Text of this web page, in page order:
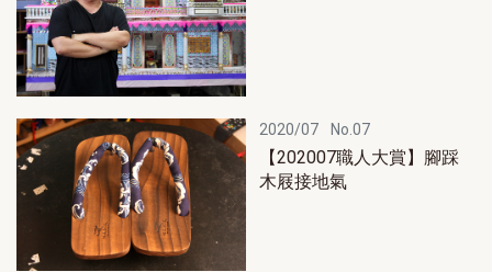
2020/07 No.07
【202007職人大賞】腳踩
木屐接地氣